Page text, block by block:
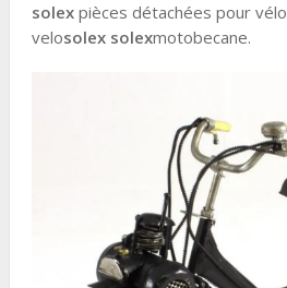
solexpièces détachées pour vélo
velosolex solexmotobecane.